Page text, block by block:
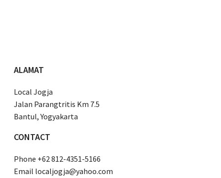
ALAMAT
Local Jogja
Jalan Parangtritis Km 7.5
Bantul, Yogyakarta
CONTACT
Phone +62 812-4351-5166
Email localjogja@yahoo.com